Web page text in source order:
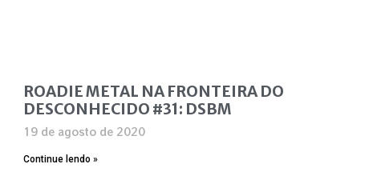
ROADIE METAL NA FRONTEIRA DO
DESCONHECIDO #31: DSBM
19 de agosto de 2020
Continue lendo »